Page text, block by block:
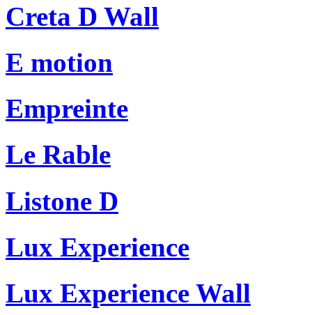
Creta D Wall
E motion
Empreinte
Le Rable
Listone D
Lux Experience
Lux Experience Wall